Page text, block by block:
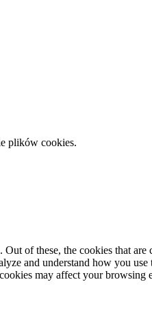
plików cookies.
of these, the cookies that are
and understand how you
may affect your browsing